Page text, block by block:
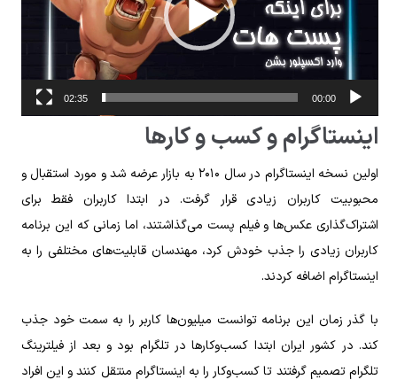
00:00
02:35
اینستاگرام و کسب‌‌ و کار‌ها
اولین نسخه اینستاگرام در سال ۲۰۱۰ به بازار عرضه شد و مورد استقبال و
محبوبیت کاربران زیادی قرار ‌گرفت. در ابتدا کاربران فقط برای
اشتراک‌گذاری عکس‌ها و فیلم پست می‌گذاشتند، اما زمانی که این برنامه
کاربران زیادی را جذب خودش کرد، مهندسان قابلیت‌های مختلفی را به
اینستاگرام اضافه کردند.
با گذر زمان این برنامه توانست میلیون‌ها کاربر را به سمت خود جذب
کند. در کشور ایران ابتدا کسب‌وکار‌ها در تلگرام بود و بعد از فیلترینگ
تلگرام تصمیم گرفتند تا کسب‌‌وکار را به اینستاگرام منتقل کنند و این افراد